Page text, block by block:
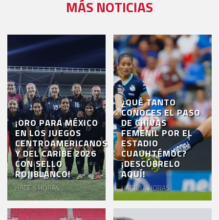
MÁS NOTICIAS
¡ORO PARA MÉXICO
EN LOS JUEGOS
CENTROAMERICANOS
Y DEL CARIBE 2026
CON SELLO
ROJIBLANCO!
HACE 5 HORAS
¿QUÉ TANTO
CONOCES EL PASO
DE CHIVAS
FEMENIL POR EL
ESTADIO
CUAUHTÉMOC?
¡DESCÚBRELO
AQUÍ!
HACE 14 HORAS